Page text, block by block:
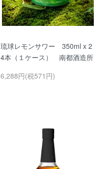
琉球レモンサワー 350ml x 2
4本（１ケース） 南都酒造所
6,288円(税571円)